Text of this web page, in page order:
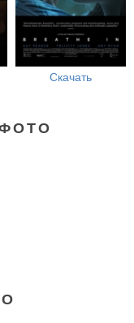
Скачать